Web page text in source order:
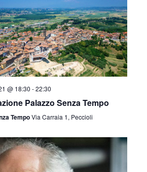
@ 18:30 -22:30
Palazzo Senza Tempo
TempoVia Carraia 1, Peccioli